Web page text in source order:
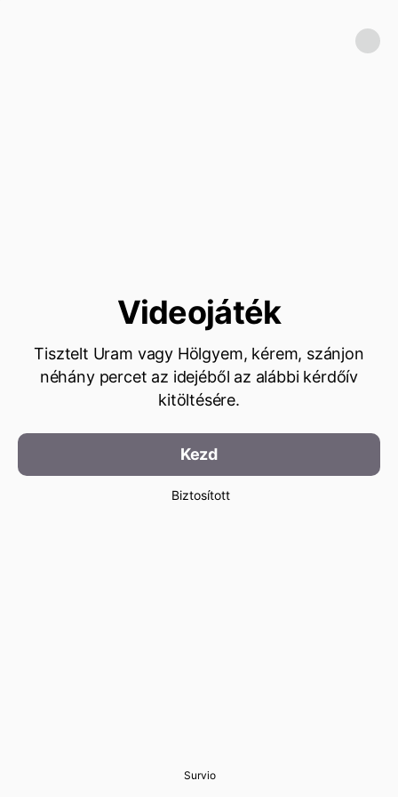
Videojáték
Tisztelt Uram vagy Hölgyem, kérem, szánjon
néhány percet az idejéből az alábbi kérdőív
kitöltésére.
Kezd
Biztosított
Survio